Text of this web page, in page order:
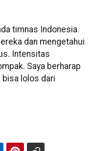
timnas Indonesia.
dan mengetahui
Intensitas
Saya berharap
bisa lolos dari